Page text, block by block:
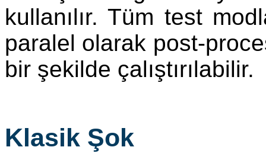
kullanılır. Tüm test
paralel olarak post-
bir şekilde çalıştırılabilir.
Klasik Şok